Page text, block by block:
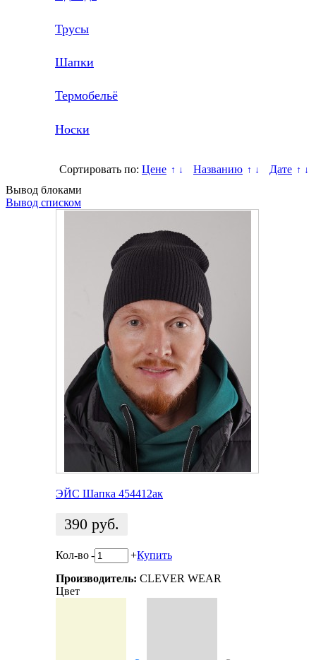
Трусы
Шапки
Термобельё
Носки
Сортировать по: Цене ↑ ↓ Названию ↑ ↓ Дате ↑ ↓
Вывод блоками
Вывод списком
ЭЙС Шапка 454412ак
390 руб.
Кол-во- +Купить
Производитель: CLEVER WEAR
Цвет